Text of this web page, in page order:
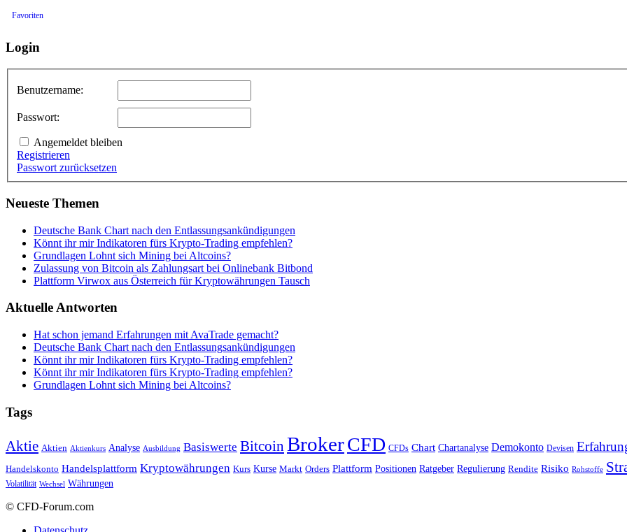
Favoriten
Login
Benutzername:
Passwort:
Angemeldet bleiben
Registrieren
Passwort zurücksetzen
Neueste Themen
Deutsche Bank Chart nach den Entlassungsankündigungen
Könnt ihr mir Indikatoren fürs Krypto-Trading empfehlen?
Grundlagen Lohnt sich Mining bei Altcoins?
Zulassung von Bitcoin als Zahlungsart bei Onlinebank Bitbond
Plattform Virwox aus Österreich für Kryptowährungen Tausch
Aktuelle Antworten
Hat schon jemand Erfahrungen mit AvaTrade gemacht?
Deutsche Bank Chart nach den Entlassungsankündigungen
Könnt ihr mir Indikatoren fürs Krypto-Trading empfehlen?
Könnt ihr mir Indikatoren fürs Krypto-Trading empfehlen?
Grundlagen Lohnt sich Mining bei Altcoins?
Tags
Aktie Aktien Aktienkurs Analyse Ausbildung Basiswerte Bitcoin BrokerCFD CFDs Chart Chartanalyse Demokonto Devisen
Handelskonto Handelsplattform Kryptowährungen Kurs Kurse Markt Orders Plattform Positionen Ratgeber Regulierung Rendite Risiko Rohstoffe
Volatilität Wechsel Währungen
© CFD-Forum.com